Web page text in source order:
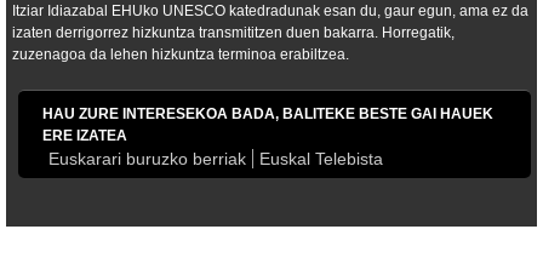
Itziar Idiazabal EHUko UNESCO katedradunak esan du, gaur egun, ama ez da
izaten derrigorrez hizkuntza transmititzen duen bakarra. Horregatik,
zuzenagoa da lehen hizkuntza terminoa erabiltzea.
HAU ZURE INTERESEKOA BADA, BALITEKE BESTE GAI HAUEK
ERE IZATEA
Euskarari buruzko berriak Euskal Telebista